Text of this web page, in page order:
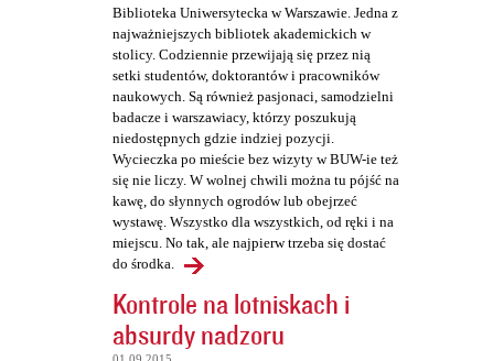
Biblioteka Uniwersytecka w Warszawie. Jedna z
najważniejszych bibliotek akademickich w
stolicy. Codziennie przewijają się przez nią
setki studentów, doktorantów i pracowników
naukowych. Są również pasjonaci, samodzielni
badacze i warszawiacy, którzy poszukują
niedostępnych gdzie indziej pozycji.
Wycieczka po mieście bez wizyty w BUW-ie też
się nie liczy. W wolnej chwili można tu pójść na
kawę, do słynnych ogrodów lub obejrzeć
wystawę. Wszystko dla wszystkich, od ręki i na
miejscu. No tak, ale najpierw trzeba się dostać
do środka.
Kontrole na lotniskach i
absurdy nadzoru